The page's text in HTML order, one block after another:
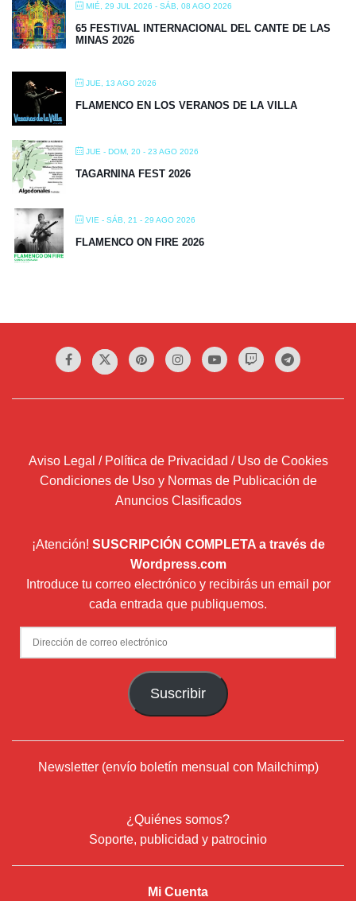
MIÉ, 29 JUL 2026 - SÁB, 08 AGO 2026
65 FESTIVAL INTERNACIONAL DEL CANTE DE LAS
MINAS 2026
JUE, 13 AGO 2026
FLAMENCO EN LOS VERANOS DE LA VILLA
JUE - DOM, 20 - 23 AGO 2026
TAGARNINA FEST 2026
VIE - SÁB, 21 - 29 AGO 2026
FLAMENCO ON FIRE 2026
Aviso Legal / Política de Privacidad / Uso de Cookies
Condiciones de Uso y Normas de Publicación de
Anuncios Clasificados
¡Atención! SUSCRIPCIÓN COMPLETA a través de
Wordpress.com
Introduce tu correo electrónico y recibirás un email por
cada entrada que publiquemos.
Dirección
de
Suscribir
Newsletter (envío boletín mensual con Mailchimp)
¿Quiénes somos?
Soporte, publicidad y patrocinio
Mi Cuenta